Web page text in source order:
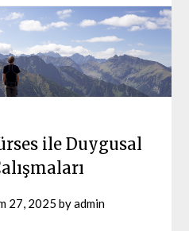
ile Duygusal
27, 2025 byadmin